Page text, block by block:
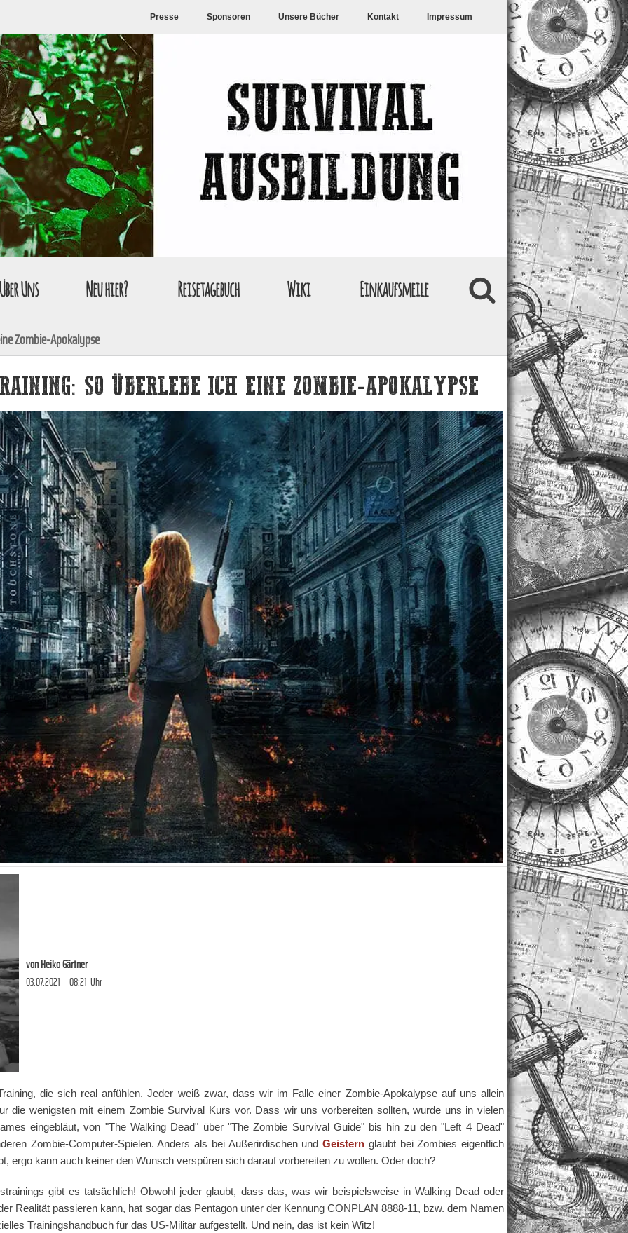
Presse Sponsoren Unsere Bücher Kontakt Impressum
Uns Neu hier? Reisetagebuch Wiki Einkaufsmeile
Zombie-Apokalypse
SO ÜBERLEBE ICH EINE ZOMBIE-APOKALYPSE
vonHeiko Gärtner
03.07.2021 08:21 Uhr
die sich real anfühlen. Jeder weiß zwar, dass wir im Falle einer Zombie-Apokalypse auf uns allein
die wenigsten mit einem Zombie Survival Kurs vor. Dass wir uns vorbereiten sollten, wurde uns in vielen
eingebläut, von "The Walking Dead" über "The Zombie Survival Guide" bis hin zu den "Left 4 Dead"
Zombie-Computer-Spielen. Anders als bei Außerirdischen und Geistern glaubt bei Zombies eigentlich
ergo kann auch keiner den Wunsch verspüren sich darauf vorbereiten zu wollen. Oder doch?
gibt es tatsächlich! Obwohl jeder glaubt, dass das, was wir beispielsweise in Walking Dead oder
Realität passieren kann, hat sogar das Pentagon unter der Kennung CONPLAN 8888-11, bzw. dem Namen
Trainingshandbuch für das US-Militär aufgestellt. Und nein, das ist kein Witz!